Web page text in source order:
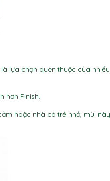
lựa chọn quen thuộc của nhiều
hơn Finish.
hoặc nhà có trẻ nhỏ, mùi này